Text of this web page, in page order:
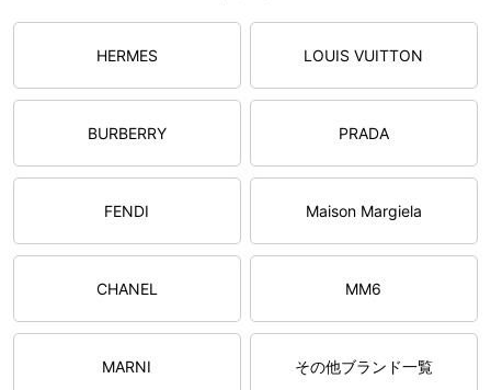
HERMES LOUIS VUITTON
BURBERRY PRADA
FENDI Maison Margiela
CHANEL MM6
MARNI その他ブランド一覧